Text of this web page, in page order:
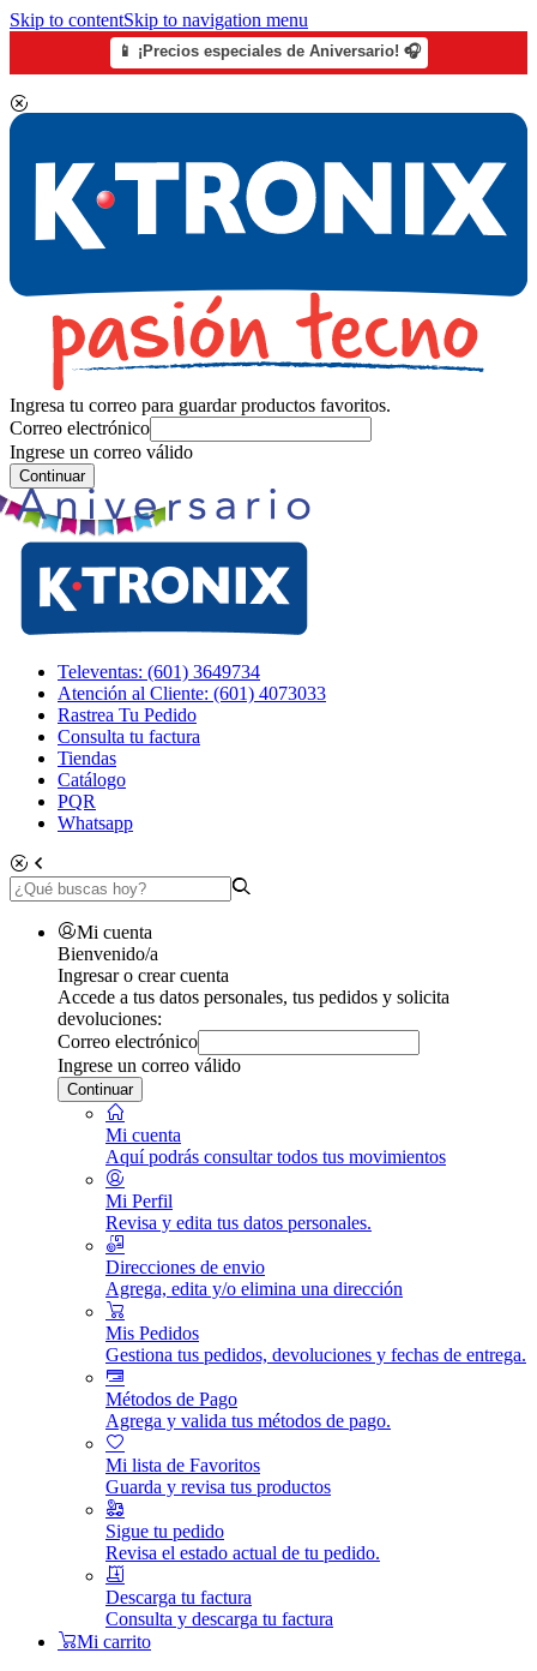
Skip to contentSkip to navigation menu
📱 ¡Precios especiales de Aniversario! 🎧
Ingresa tu correo para guardar productos favoritos.
Correo electrónico
Ingrese un correo válido
Continuar
Televentas: (601) 3649734
Atención al Cliente: (601) 4073033
Rastrea Tu Pedido
Consulta tu factura
Tiendas
Catálogo
PQR
Whatsapp
Mi cuenta
Bienvenido/a
Ingresar o crear cuenta
Accede a tus datos personales, tus pedidos y solicita
devoluciones:
Correo electrónico
Ingrese un correo válido
Continuar
Mi cuenta
Aquí podrás consultar todos tus movimientos
Mi Perfil
Revisa y edita tus datos personales.
Direcciones de envio
Agrega, edita y/o elimina una dirección
Mis Pedidos
Gestiona tus pedidos, devoluciones y fechas de entrega.
Métodos de Pago
Agrega y valida tus métodos de pago.
Mi lista de Favoritos
Guarda y revisa tus productos
Sigue tu pedido
Revisa el estado actual de tu pedido.
Descarga tu factura
Consulta y descarga tu factura
Mi carrito